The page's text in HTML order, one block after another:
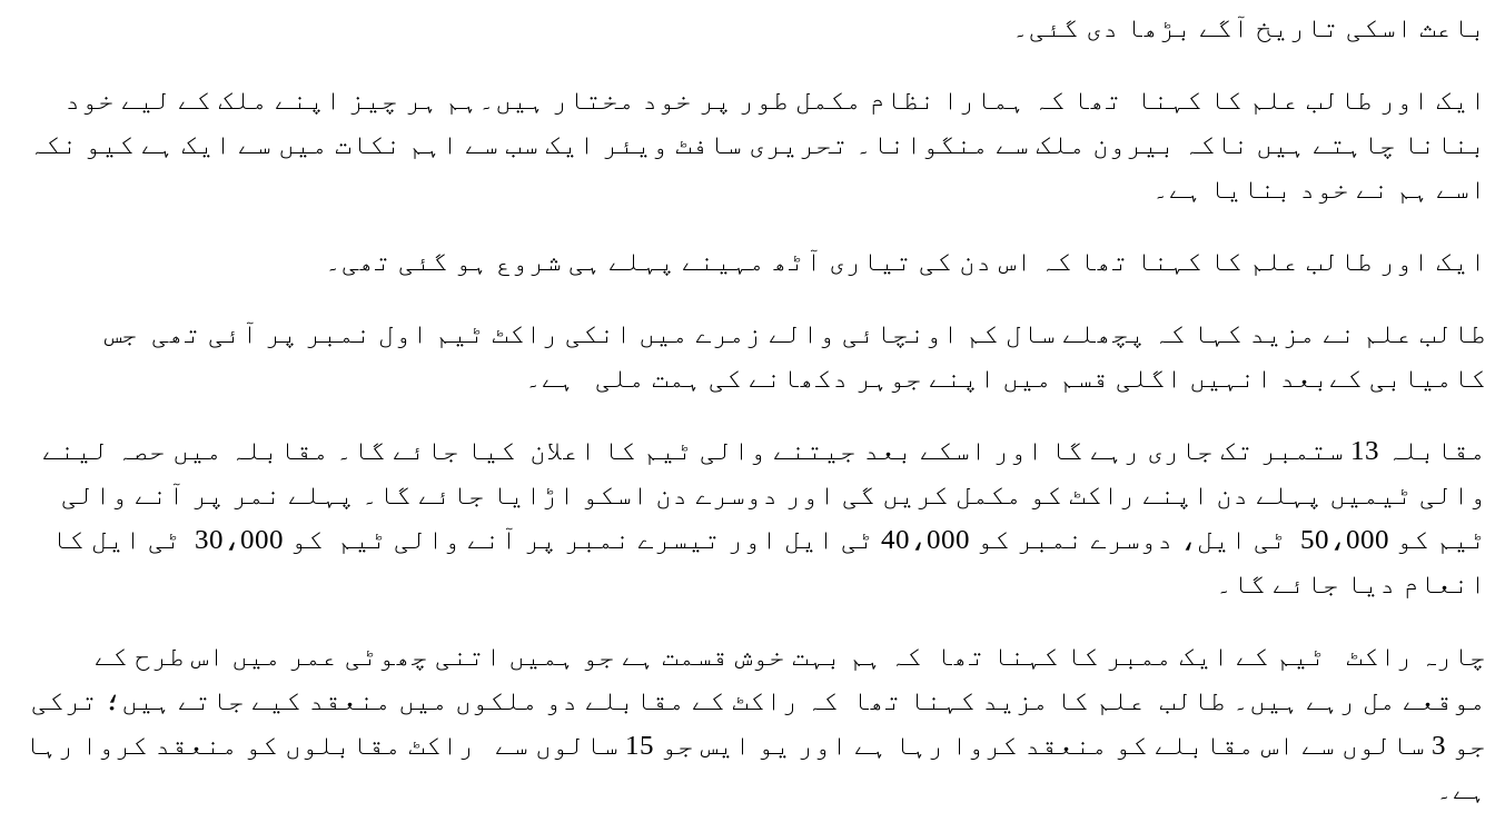
باعث اسکی تاریخ آگے بڑھا دی گئی۔
ایک اور طالب علم کا کہنا تھا کہ ہمارا نظام مکمل طور پر خود مختار ہیں۔ہم ہر چیز اپنے ملک کے لیے خود
بنانا چاہتے ہیں ناکہ بیرون ملک سے منگوانا۔ تحریری سافٹ ویئر ایک سب سے اہم نکات میں سے ایک ہے کیو نکہ
اسے ہم نے خود بنایا ہے۔
ایک اور طالب علم کا کہنا تھا کہ اس دن کی تیاری آٹھ مہینے پہلے ہی شروع ہو گئی تھی۔
طالب علم نے مزید کہا کہ پچھلے سال کم اونچائی والے زمرے میں انکی راکٹ ٹیم اول نمبر پر آئی تھی جس
کامیابی کےبعد انہیں اگلی قسم میں اپنے جوہر دکھانے کی ہمت ملی ہے۔
مقابلہ 13 ستمبر تک جاری رہے گا اور اسکے بعد جیتنے والی ٹیم کا اعلان کیا جائے گا۔ مقابلہ میں حصہ لینے
والی ٹیمیں پہلے دن اپنے راکٹ کو مکمل کریں گی اور دوسرے دن اسکو اڑایا جائے گا۔ پہلے نمر پر آنے والی
ٹیم کو 50،000 ٹی ایل، دوسرے نمبر کو 40،000 ٹی ایل اور تیسرے نمبر پر آنے والی ٹیم کو 30،000 ٹی ایل کا
انعام دیا جائے گا۔
چارہ راکٹ ٹیم کے ایک ممبر کا کہنا تھا کہ ہم بہت خوش قسمت ہے جو ہمیں اتنی چھوٹی عمر میں اس طرح کے
موقعے مل رہے ہیں۔ طالب علم کا مزید کہنا تھا کہ راکٹ کے مقابلے دو ملکوں میں منعقد کیے جاتے ہیں؛ ترکی
جو 3 سالوں سے اس مقابلے کو منعقد کروا رہا ہے اور یو ایس جو 15 سالوں سے راکٹ مقابلوں کو منعقد کروا رہا
ہے۔